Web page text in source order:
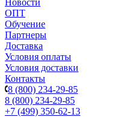
Новости
ОПТ
Обучение
Партнеры
Доставка
Условия оплаты
Условия доставки
Контакты
8 (800) 234-29-85
8 (800) 234-29-85
+7 (499) 350-62-13